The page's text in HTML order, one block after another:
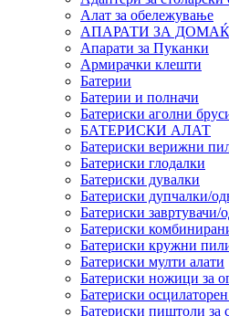
Алат за обележување
АПАРАТИ ЗА
Апарати за Пуканки
Армирачки клешти
Батерии
Батерии и полначи
Батериски аголни
БАТЕРИСКИ АЛАТ
Батериски верижни
Батериски глодалки
Батериски дувалки
Батериски дупчалки/
Батериски завртувачи/
Батериски
Батериски кружни
Батериски мулти алати
Батериски ножици за
Батериски
Батериски пиштоли за